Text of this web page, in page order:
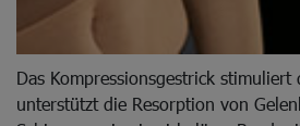
Das Kompressionsgestrick
unterstützt die Resorption von